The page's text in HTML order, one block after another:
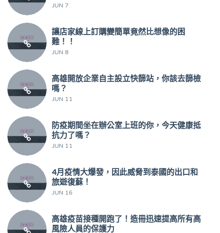
JUN 7
讓店家線上訂購變簡單竟然比想像的困
難！！
JUN 8
高雄開放企業自主設立快篩站，你該去篩檢
嗎？
JUN 11
防疫期間坐在辦公室上班的你，今天健康抵
抗力了嗎？
JUN 11
4月疫情大爆發，因此威脅到泰國的出口和
旅遊復蘇！
JUN 16
高雄疫苗接種開跑了！造冊迅速提高所有高
風險人員的保護力